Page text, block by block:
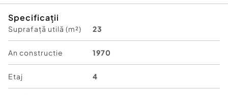
Suprafata utila totala: 25 mp
Compartimentare: Semidecomandat
Configuratie: 1 camera, 1 baie, 1 balcon inchis
Etaj: 4 din 4
An constructie: 1970
Orientare: Rasarit (Est)
Specificații
Suprafață utilă (m²) 23
An constructie 1970
Etaj 4